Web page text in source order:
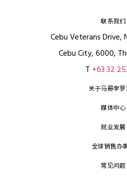
联系我们
Cebu Veterans Drive,
Cebu City, 6000,
T +63 32
关于马哥孛
媒体中心
就业发展
全球销售办
常见问题